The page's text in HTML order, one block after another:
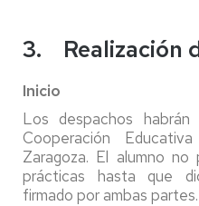
3. Realización
Inicio
Los despachos
Cooperación
Zaragoza. El alumno
prácticas hasta que
firmado por ambas partes.